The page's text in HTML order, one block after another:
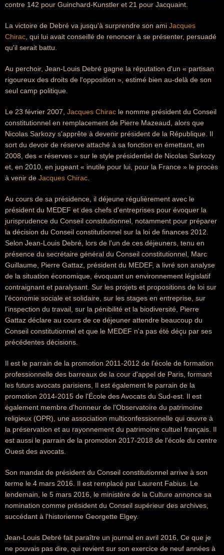
contre 142 pour Guinchard-Kunstler et 21 pour Jacquaint.
La victoire de Debré va jusqu'à surprendre son ami Jacques
Chirac , qui lui avait conseillé de renoncer à se présenter, persuadé
qu'il serait battu.
Au perchoir, Jean-Louis Debré gagne la réputation d'un « partisan
rigoureux des droits de l'opposition », estimé bien au-delà de son
seul camp politique.
Le 23 février 2007, Jacques Chirac le nomme président du Conseil
constitutionnel en remplacement de Pierre Mazeaud, alors que
Nicolas Sarkozy s'apprête à devenir président de la République. Il
sort du devoir de réserve attaché à sa fonction en émettant, en
2008, des « réserves » sur le style présidentiel de Nicolas Sarkozy
et, en 2010, en jugeant « inutile pour lui, pour la France » le procès
à venir de Jacques Chirac
Au cours de sa présidence, il déjeune régulièrement avec le
président du MEDEF et des chefs d'entreprises pour évoquer la
jurisprudence du Conseil constitutionnel, notamment pour préparer
la décision du Conseil constitutionnel sur la loi de finances 2012.
Selon Jean-Louis Debré, lors de l'un de ces déjeuners, tenu en
présence du secrétaire général du Conseil constitutionnel, Marc
Guillaume, Pierre Gattaz, président du MEDEF, a livré son analyse
de la situation économique, évoquant un environnement législatif
contraignant et paralysant. Sur les projets et propositions de loi sur
l'économie sociale et solidaire, sur les stages en entreprise, sur
l'inspection du travail, sur la pénibilité et la biodiversité, Pierre
Gattaz déclare au cours de ce déjeuner attendre beaucoup du
Conseil constitutionnel et que le MEDEF n'a pas été déçu par ses
précédentes décisions.
Il est le parrain de la promotion 2011-2012 de l'école de formation
professionnelle des barreaux de la cour d'appel de Paris, formant
les futurs avocats parisiens, Il est également le parrain de la
promotion 2014-2015 de l'École des Avocats du Sud-est. Il est
également membre d'honneur de l'Observatoire du patrimoine
religieux (OPR), une association multiconfessionnelle qui œuvre à
la préservation et au rayonnement du patrimoine cultuel français. Il
est aussi le parrain de la promotion 2017-2018 de l'école du centre
Ouest des avocats.
Son mandat de président du Conseil constitutionnel arrive à son
terme le 4 mars 2016. Il est remplacé par Laurent Fabius. Le
lendemain, le 5 mars 2016, le ministère de la Culture annonce sa
nomination comme président du Conseil supérieur des archives,
succédant à l'historienne Georgette Elgey.
Jean-Louis Debré fait paraître un journal en avril 2016, Ce que je
ne pouvais pas dire, qui revient sur son exercice de neuf années à